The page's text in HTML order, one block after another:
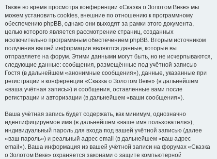
Также во время просмотра конференции «Сказка о Золотом Веке» мы
можем установить cookies, внешние по отношению к программному
обеспечению phpBB, однако они выходят за рамки этого документа,
целью которого является рассмотрение страниц, созданных
исключительно программным обеспечением phpBB. Вторым источником
получения вашей информации являются данные, которые вы
отправляете на форум. Этими данными могут быть, но не исчерпываются,
следующие данные: сообщения, размещённые под учётной записью
Гостя (в дальнейшем «анонимные сообщения»), данные, указанные при
регистрации в конференции «Сказка о Золотом Веке» (в дальнейшем
«ваша учётная запись») и сообщения, оставленные вами после
регистрации и авторизации (в дальнейшем «ваши сообщения»).
Ваша учётная запись будет содержать, как минимум, однозначно
идентифицируемое имя (в дальнейшем «ваше имя пользователя»),
индивидуальный пароль для входа под вашей учётной записью (далее
«ваш пароль») и реальный адрес email (в дальнейшем «ваш адрес
email»). Ваша информация из вашей учётной записи на форумах «Сказка
о Золотом Веке» охраняется законами о защите компьютерной